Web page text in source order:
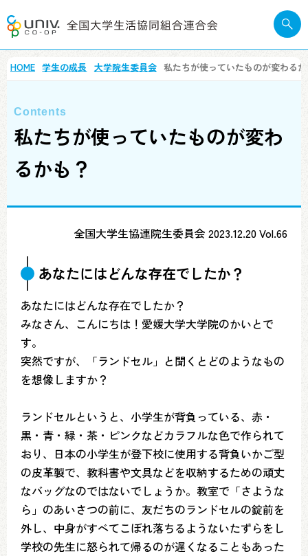
HOME 学生の成長 大学院生委員会 私たちが使っていたものが変わる
私たちが使っていたものが変わ
るかも？
全国大学生協連院生委員会 2023.12.20 Vol.66
あなたにはどんな存在でしたか？
あなたにはどんな存在でしたか？
みなさん、こんにちは！愛媛大学大学院のかいとで
す。
突然ですが、「ランドセル」と聞くとどのようなもの
を想像しますか？
ランドセルというと、小学生が背負っている、赤・
黒・青・緑・茶・ピンクなどカラフルな色で作られて
おり、日本の小学生が登下校に使用する背負いかご型
の皮革製で、教科書や文具などを収納するための頑丈
なバッグなのではないでしょうか。教室で「さような
ら」のあいさつの前に、友だちのランドセルの錠前を
外し、中身がすべてこぼれ落ちるようないたずらをし
学校の先生に怒られて帰るのが遅くなることもあった